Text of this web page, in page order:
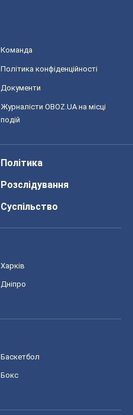
Команда
Політика конфіденційності
Документи
Журналісти OBOZ.UA на місці
подій
Політика
Розслідування
Суспільство
Харків
Дніпро
Баскетбол
Бокс